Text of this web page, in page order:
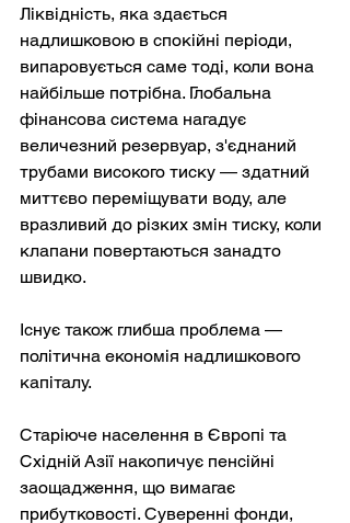
Ліквідність, яка здається
надлишковою в спокійні періоди,
випаровується саме тоді, коли вона
найбільше потрібна. Глобальна
фінансова система нагадує
величезний резервуар, з'єднаний
трубами високого тиску — здатний
миттєво переміщувати воду, але
вразливий до різких змін тиску, коли
клапани повертаються занадто
швидко.
Існує також глибша проблема —
політична економія надлишкового
капіталу.
Старіюче населення в Європі та
Східній Азії накопичує пенсійні
заощадження, що вимагає
прибутковості. Суверенні фонди,